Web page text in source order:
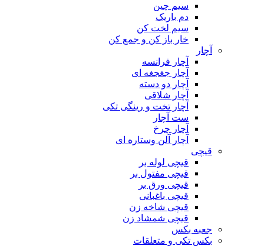
سیم چین
دم باریک
سیم لخت کن
خار باز کن و جمع کن
آچار
آچار فرانسه
آچار جغجغه ای
آچار دو دسته
آچار شلاقی
آچار تخت و رینگی تکی
ست آچار
آچار چرخ
آچار آلن وستاره ای
قیچی
قیچی لوله بر
قیچی مفتول بر
قیچی ورق بر
قیچی باغبانی
قیچی شاخه زن
قیچی شمشاد زن
جعبه بکس
بکس تکی و متعلقات